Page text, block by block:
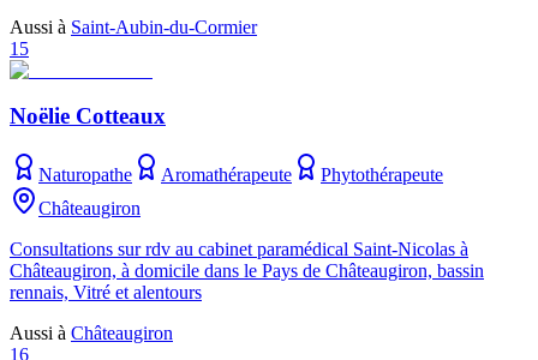
Aussi à Saint-Aubin-du-Cormier
15
Noëlie Cotteaux
Naturopathe Aromathérapeute
Phytothérapeute
Châteaugiron
Consultations sur rdv au cabinet paramédical Saint-Nicolas à
Châteaugiron, à domicile dans le Pays de Châteaugiron, bassin
rennais, Vitré et alentours
Aussi à Châteaugiron
16